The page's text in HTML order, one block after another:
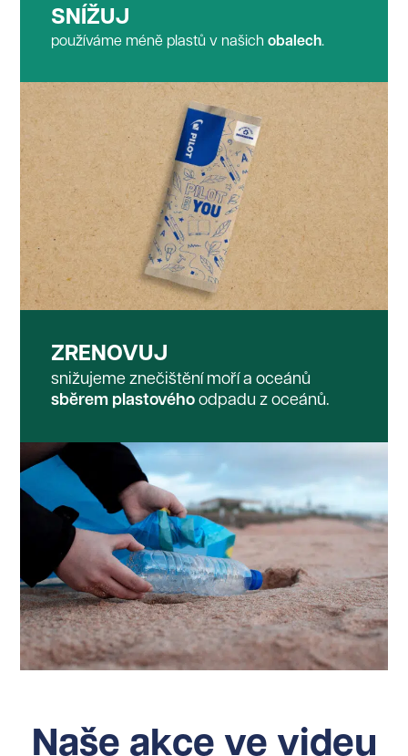
SNÍŽUJ
používáme méně plastů v našichobalech.
ZRENOVUJ
snižujeme znečištění moří a oceánů
sběrem plastového odpadu z oceánů.
Naše akce ve videu